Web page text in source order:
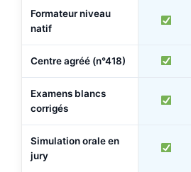
Formateur niveau
natif
Centre agréé (n°418)
Examens blancs
corrigés
Simulation orale en
jury